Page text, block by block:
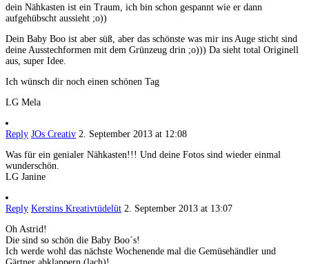
dein Nähkasten ist ein Traum, ich bin schon gespannt wie er dann
aufgehübscht aussieht ;o))
Dein Baby Boo ist aber süß, aber das schönste was mir ins Auge sticht sind
deine Ausstechformen mit dem Grünzeug drin ;o))) Da sieht total Originell
aus, super Idee.
Ich wünsch dir noch einen schönen Tag
LG Mela
Reply JOs Creativ 2. September 2013 at 12:08
Was für ein genialer Nähkasten!!! Und deine Fotos sind wieder einmal
wunderschön.
LG Janine
Reply Kerstins Kreativtüdelüt 2. September 2013 at 13:07
Oh Astrid!
Die sind so schön die Baby Boo´s!
Ich werde wohl das nächste Wochenende mal die Gemüsehändler und